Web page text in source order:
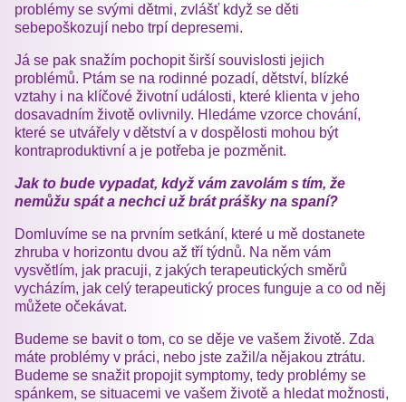
problémy se svými dětmi, zvlášť když se děti
sebepoškozují nebo trpí depresemi.
Já se pak snažím pochopit širší souvislosti jejich
problémů. Ptám se na rodinné pozadí, dětství, blízké
vztahy i na klíčové životní události, které klienta v jeho
dosavadním životě ovlivnily. Hledáme vzorce chování,
které se utvářely v dětství a v dospělosti mohou být
kontraproduktivní a je potřeba je pozměnit.
Jak to bude vypadat, když vám zavolám s tím, že
nemůžu spát a nechci už brát prášky na spaní?
Domluvíme se na prvním setkání, které u mě dostanete
zhruba v horizontu dvou až tří týdnů. Na něm vám
vysvětlím, jak pracuji, z jakých terapeutických směrů
vycházím, jak celý terapeutický proces funguje a co od něj
můžete očekávat.
Budeme se bavit o tom, co se děje ve vašem životě. Zda
máte problémy v práci, nebo jste zažil/a nějakou ztrátu.
Budeme se snažit propojit symptomy, tedy problémy se
spánkem, se situacemi ve vašem životě a hledat možnosti,